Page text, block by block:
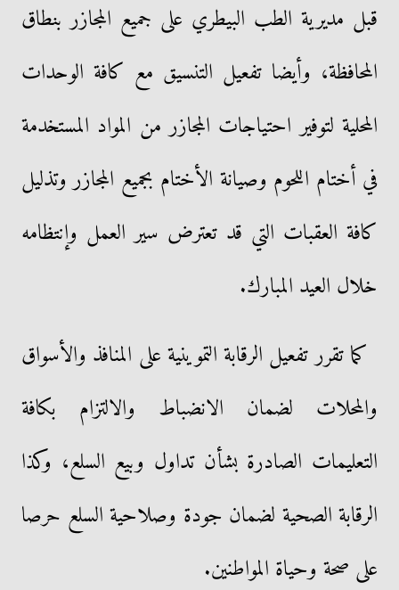
قبل مديرية الطب البيطري على جميع المجازر بنطاق
المحافظة، وأيضا تفعيل التنسيق مع كافة الوحدات
المحلية لتوفير احتياجات المجازر من المواد المستخدمة
في أختام اللحوم وصيانة الأختام بجميع المجازر وتذليل
كافة العقبات التي قد تعترض سير العمل وإنتظامه
خلال العيد المبارك.
كما تقرر تفعيل الرقابة التموينية على المنافذ والأسواق
والمحلات لضمان الانضباط والالتزام بكافة
التعليمات الصادرة بشأن تداول وبيع السلع، وكذا
الرقابة الصحية لضمان جودة وصلاحية السلع حرصا
على صحة وحياة المواطنين.